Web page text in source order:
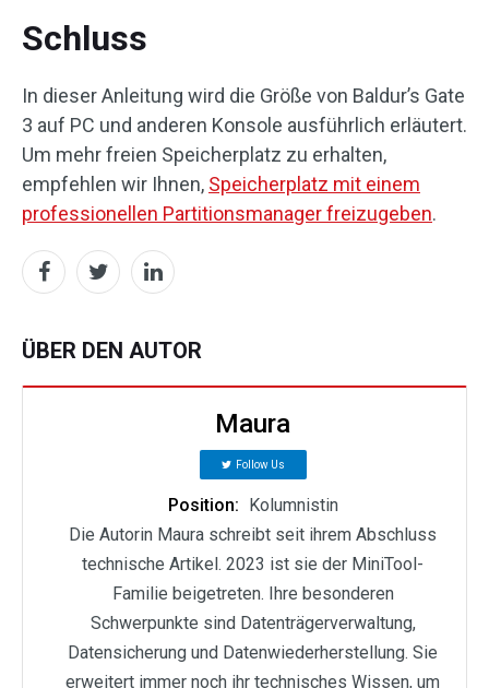
Schluss
In dieser Anleitung wird die Größe von Baldur’s Gate
3 auf PC und anderen Konsole ausführlich erläutert.
Um mehr freien Speicherplatz zu erhalten,
empfehlen wir Ihnen, Speicherplatz mit einem
professionellen Partitionsmanager freizugeben.
ÜBER DEN AUTOR
Maura
Follow Us
Position: Kolumnistin
Die Autorin Maura schreibt seit ihrem Abschluss
technische Artikel. 2023 ist sie der MiniTool-
Familie beigetreten. Ihre besonderen
Schwerpunkte sind Datenträgerverwaltung,
Datensicherung und Datenwiederherstellung. Sie
erweitert immer noch ihr technisches Wissen, um